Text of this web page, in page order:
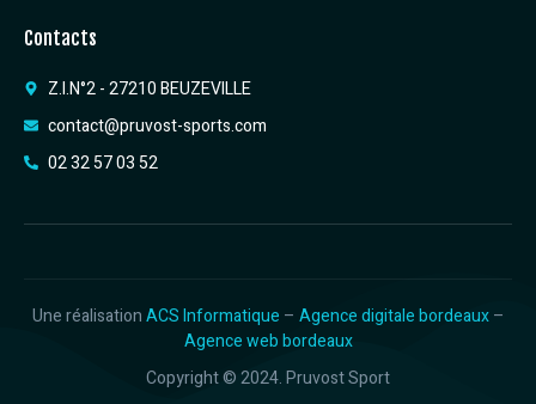
Contacts
Z.I.N°2 - 27210 BEUZEVILLE
contact@pruvost-sports.com
02 32 57 03 52
Une réalisationACS Informatique – Agence digitale bordeaux–
Agence web bordeaux
Copyright © 2024. Pruvost Sport